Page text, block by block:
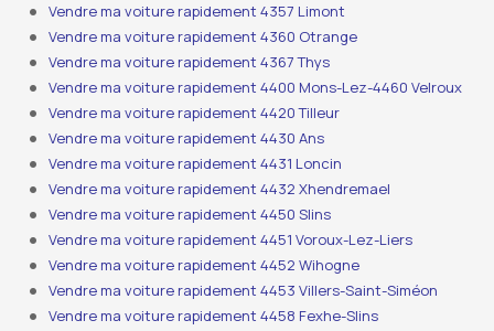
Vendre ma voiture rapidement 4357 Limont
Vendre ma voiture rapidement 4360 Otrange
Vendre ma voiture rapidement 4367 Thys
Vendre ma voiture rapidement 4400 Mons-Lez-4460 Velroux
Vendre ma voiture rapidement 4420 Tilleur
Vendre ma voiture rapidement 4430 Ans
Vendre ma voiture rapidement 4431 Loncin
Vendre ma voiture rapidement 4432 Xhendremael
Vendre ma voiture rapidement 4450 Slins
Vendre ma voiture rapidement 4451 Voroux-Lez-Liers
Vendre ma voiture rapidement 4452 Wihogne
Vendre ma voiture rapidement 4453 Villers-Saint-Siméon
Vendre ma voiture rapidement 4458 Fexhe-Slins